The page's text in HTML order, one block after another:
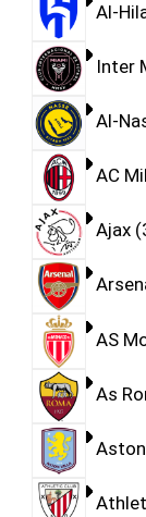
Al-
Inter
Al-
AC
Ajax
AS
As